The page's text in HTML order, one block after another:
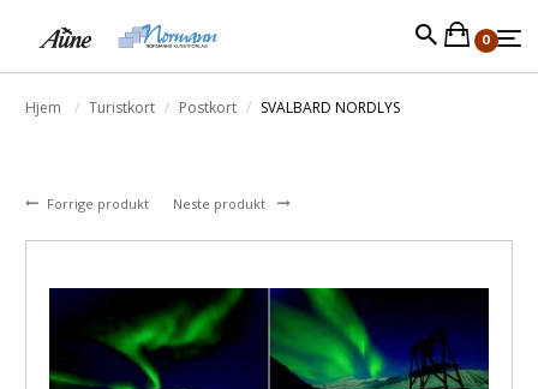
0
Hjem Turistkort Postkort SVALBARD NORDLYS
Forrige produkt Neste produkt